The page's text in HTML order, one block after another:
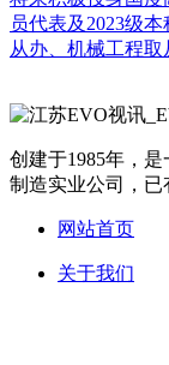
员代表及2023级
从办、机械工程
创建于1985年，
制造实业公司，已
网站首页
关于我们